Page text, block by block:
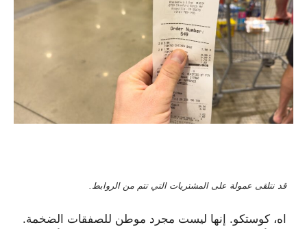
قد نتلقى عمولة على المشتريات التي تتم من الروابط.
اه، كوستكو. إنها ليست مجرد موطن للصفقات الضخمة.